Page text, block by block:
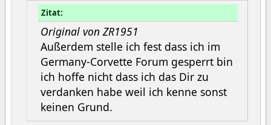
Zitat:
Original von ZR1951
Außerdem stelle ich fest dass ich im
Germany-Corvette Forum gesperrt bin
ich hoffe nicht dass ich das Dir zu
verdanken habe weil ich kenne sonst
keinen Grund.